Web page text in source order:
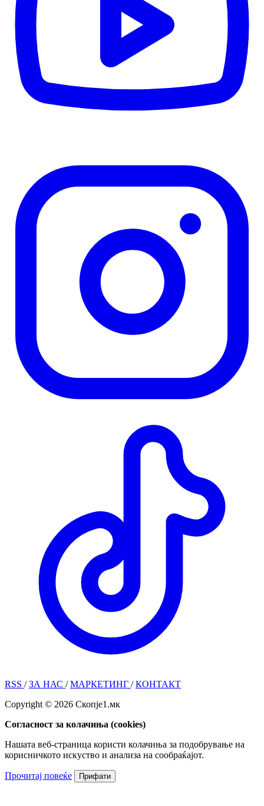
RSS /ЗА НАС /МАРКЕТИНГ /КОНТАКТ
Copyright © 2026 Скопје1.мк
Согласност за колачиња (cookies)
Нашата веб-страница користи колачиња за подобрување на
корисничкото искуство и анализа на сообраќајот.
Прочитај повеќе Прифати